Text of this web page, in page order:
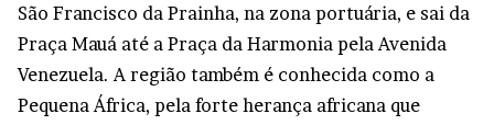
São Francisco da Prainha, na zona portuária, e sai da
Praça Mauá até a Praça da Harmonia pela Avenida
Venezuela. A região também é conhecida como a
Pequena África, pela forte herança africana que